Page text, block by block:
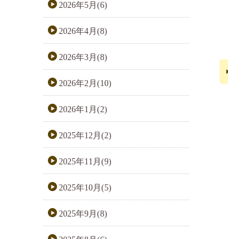
2026年5月(6)
2026年4月(8)
2026年3月(8)
2026年2月(10)
2026年1月(2)
2025年12月(2)
2025年11月(9)
2025年10月(5)
2025年9月(8)